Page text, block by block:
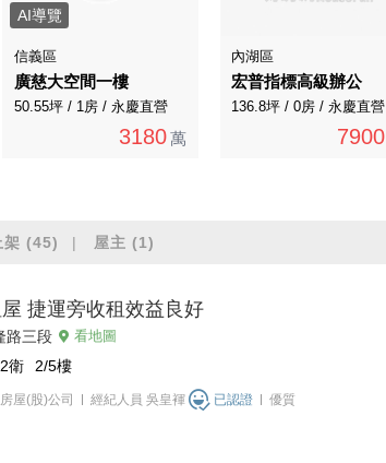
AI導覽
信義區
廣慈大空間一樓
50.55坪 / 1房 / 永慶直營
3180 萬
內湖區
宏普指標高級辦公
136.8坪 / 0房 / 永慶直營
7900
架 (45) 屋主 (1)
捷運旁收租效益良好
路三段 看地圖
衛 2/5樓
屋(股)公司 經紀人員 吳皇褌 已認證 優質